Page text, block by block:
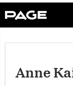
Anne